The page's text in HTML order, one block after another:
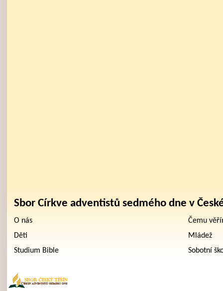
Sbor Církve adventistů sedmého dne v
O nás
Čemu
Děti
Mládež
Studium Bible
Sobotní